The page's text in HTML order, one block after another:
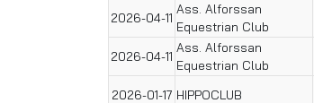
2026-04-11
Ass. Alforssan
Equestrian Club
2026-04-11
Ass. Alforssan
Equestrian Club
2026-01-17 HIPPOCLUB